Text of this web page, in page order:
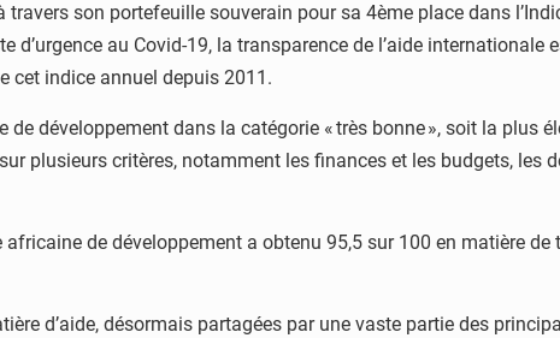
son portefeuille souverain pour sa 4ème place dans
au Covid-19, la transparence de l’aide
cet indice annuel depuis 2011.
de développement dans la catégorie « très bonne », soit la plus
plusieurs critères, notamment les finances et les budgets, les
de développement a obtenu 95,5 sur 100 en matière
d’aide, désormais partagées par une vaste partie des